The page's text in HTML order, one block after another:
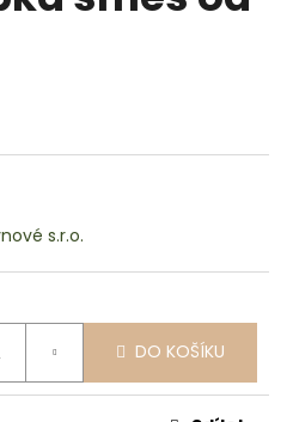
s.r.o.
DO KOŠÍKU